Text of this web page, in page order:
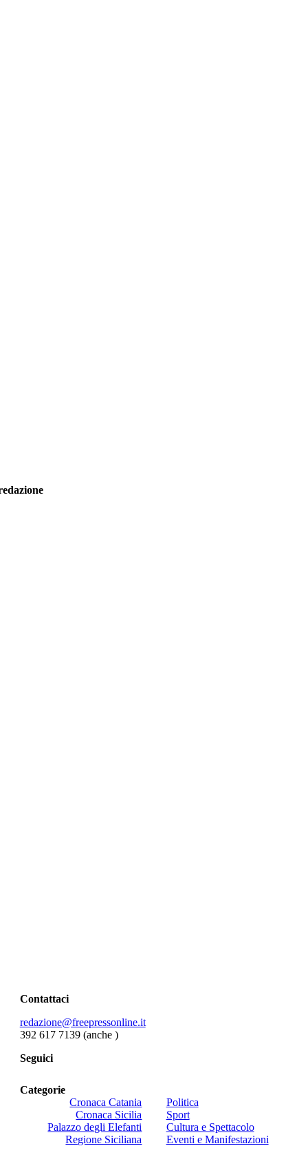
Contattaci
redazione@freepressonline.it
392 617 7139 (anche )
Seguici
Categorie
Cronaca Catania
Cronaca Sicilia
Palazzo degli Elefanti
Regione Siciliana
Politica
Sport
Cultura e Spettacolo
Eventi e Manifestazioni